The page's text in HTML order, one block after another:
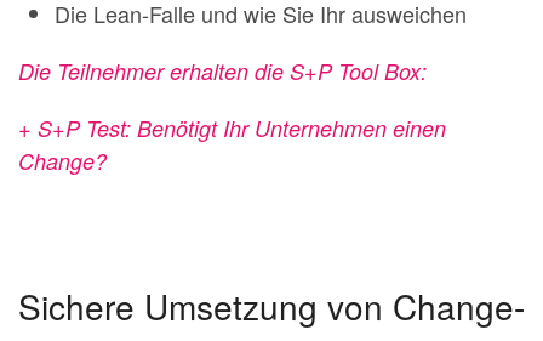
Die Lean-Falle und wie Sie Ihr ausweichen
Die Teilnehmer erhalten die S+P Tool Box:
+ S+P Test: Benötigt Ihr Unternehmen einen
Change?
Sichere Umsetzung von Change-